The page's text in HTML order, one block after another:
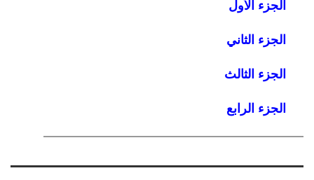
الجزء الأول
الجزء الثاني
الجزء الثالث
الجزء الرابع